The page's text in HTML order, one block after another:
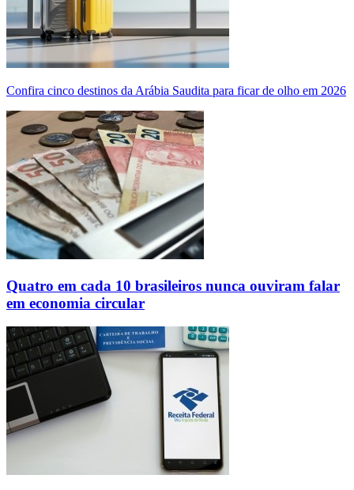
Confira cinco destinos da Arábia Saudita para ficar de olho em 2026
Quatro em cada 10 brasileiros nunca ouviram falar
em economia circular